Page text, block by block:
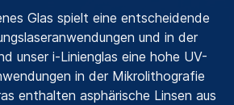
Glas spielt eine entscheidende
und in der
unser i-Linienglas eine hohe UV-
in der Mikrolithografie
enthalten asphärische Linsen aus